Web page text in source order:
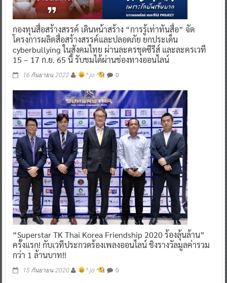
กองทุนสื่อสร้างสรรค์ เดินหน้าสร้าง “การรู้เท่าทันสื่อ” จัด
โครงการผลิตสื่อสร้างสรรค์และปลอดภัย ยกประเด็น
cyberbullying ในสังคมไทย ผ่านละครชุดซีรีส์ และละครเวที
15 – 17 ก.ย. 65 นี้ รับชมได้ผ่านช่องทางออนไลน์
16 กันยายน 2022 ^ jo ^ 0
“Superstar TK Thai Korea Friendship 2020 ร้องลุ้นล้าน”
ครั้งแรก! กับเวทีประกวดร้องเพลงออนไลน์ ชิงรางวัลมูลค่ารวม
กว่า 1 ล้านบาท!!
15 กันยายน 2020 ^ jo ^ 0